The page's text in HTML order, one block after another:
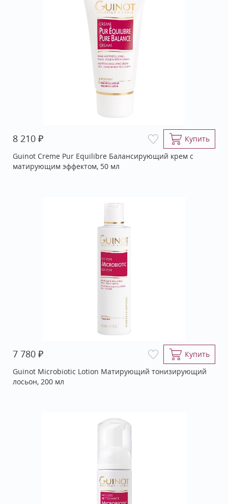
8 210 ₽
Купить
Guinot Creme Pur Equilibre Балансирующий крем с
матирующим эффектом, 50 мл
7 780 ₽
Купить
Guinot Microbiotic Lotion Матирующий тонизирующий
лосьон, 200 мл